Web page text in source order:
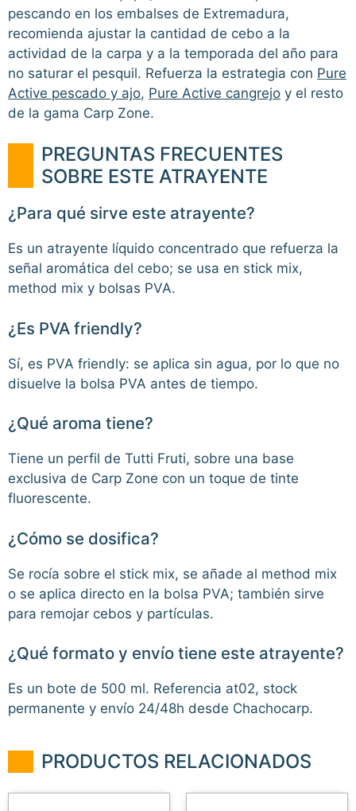
pescando en los embalses de Extremadura,
recomienda ajustar la cantidad de cebo a la
actividad de la carpa y a la temporada del año para
no saturar el pesquil. Refuerza la estrategia con Pure
Active pescado y ajo, Pure Active cangrejo y el resto
de la gama Carp Zone.
PREGUNTAS FRECUENTES
SOBRE ESTE ATRAYENTE
¿Para qué sirve este atrayente?
Es un atrayente líquido concentrado que refuerza la
señal aromática del cebo; se usa en stick mix,
method mix y bolsas PVA.
¿Es PVA friendly?
Sí, es PVA friendly: se aplica sin agua, por lo que no
disuelve la bolsa PVA antes de tiempo.
¿Qué aroma tiene?
Tiene un perfil de Tutti Fruti, sobre una base
exclusiva de Carp Zone con un toque de tinte
fluorescente.
¿Cómo se dosifica?
Se rocía sobre el stick mix, se añade al method mix
o se aplica directo en la bolsa PVA; también sirve
para remojar cebos y partículas.
¿Qué formato y envío tiene este atrayente?
Es un bote de 500 ml. Referencia at02, stock
permanente y envío 24/48h desde Chachocarp.
PRODUCTOS RELACIONADOS